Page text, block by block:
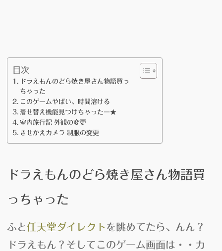
目次
ドラえもんのどら焼き屋さん物語買っ
ちゃった
このゲームやばい、時間溶ける
着せ替え機能見つけちゃったー★
室内旅行記 外観の変更
きせかえカメラ 制服の変更
ドラえもんのどら焼き屋さん物語買
っちゃった
ふと任天堂ダイレクト を眺めてたら、んん？
ドラえもん？そしてこのゲーム画面は・・ カ